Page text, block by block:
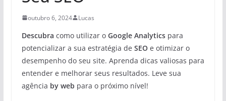
outubro 6, 2024 Lucas
Descubra como utilizar o Google Analyticspara
potencializar a sua estratégia de SEOe otimizar o
desempenho do seu site. Aprenda dicas valiosas para
entender e melhorar seus resultados. Leve sua
agência by web para o próximo nível!